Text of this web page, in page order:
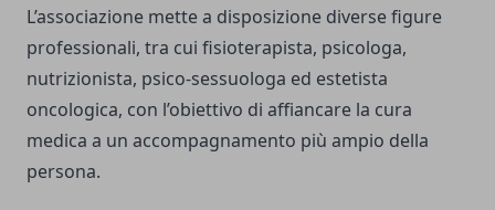
L’associazione mette a disposizione diverse figure
professionali, tra cui fisioterapista, psicologa,
nutrizionista, psico-sessuologa ed estetista
oncologica, con l’obiettivo di affiancare la cura
medica a un accompagnamento più ampio della
persona.